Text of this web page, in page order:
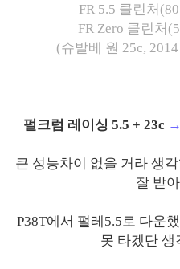
FR 5.5 클린처
FR Zero 클린처
(슈발베 원 25c,
펄크럼 레이싱 5.5 + 23c →
큰 성능차이 없을 거라 생
잘 받
P38T에서 펄레5.5로 다운
못 타겠단 생